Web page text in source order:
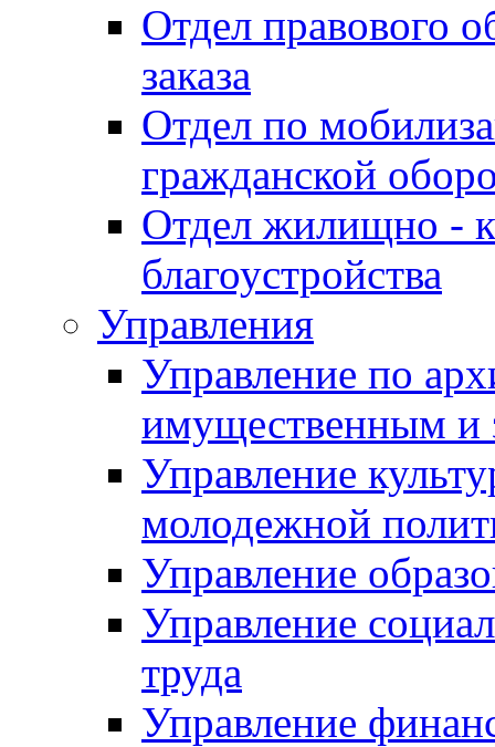
Отдел правового
заказа
Отдел по
гражданской
Отдел жилищно -
благоустройства
Управления
Управление по
имущественным и
Управление
молодежной
Управление
Управление
труда
Управление